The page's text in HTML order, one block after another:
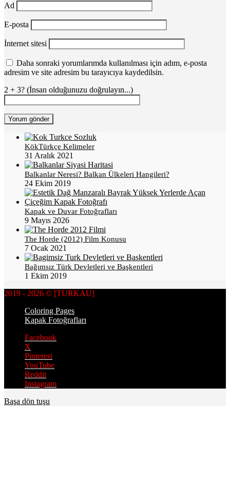
Ad
E-posta
İnternet sitesi
Daha sonraki yorumlarımda kullanılması için adım, e-posta
adresim ve site adresim bu tarayıcıya kaydedilsin.
2 + 3? (İnsan olduğunuzu doğrulayın...)
KökTürkçe Kelimeler
31 Aralık 2021
Balkanlar Neresi? Balkan Ülkeleri Hangileri?
24 Ekim 2019
Kapak ve Duvar Fotoğrafları
9 Mayıs 2026
The Horde (2012) Film Konusu
7 Ocak 2021
Bağımsız Türk Devletleri ve Başkentleri
1 Ekim 2019
2019 - 2026 © [TURKAU]
Coloring Pages
Kapak Fotoğrafları
Facebook
X
Pinterest
YouTube
Reddit
Instagram
Başa dön tuşu